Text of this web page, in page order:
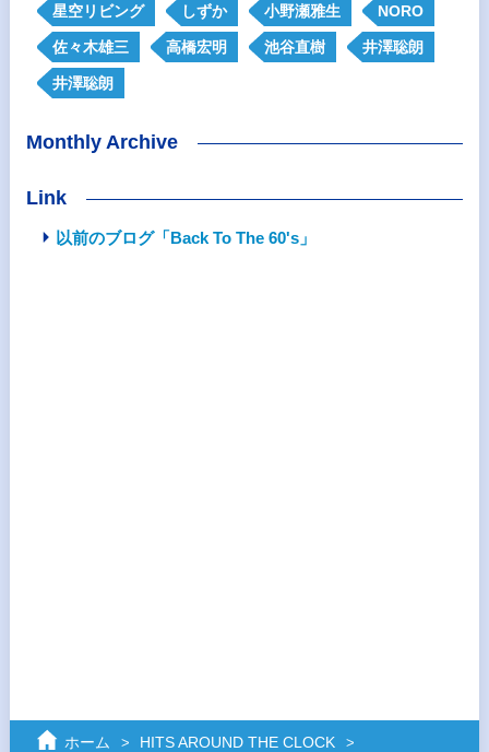
星空リビング しずか 小野瀬雅生 NORO
佐々木雄三 高橋宏明 池谷直樹 井澤聡朗
井澤聡朗
Monthly Archive
Link
以前のブログ「Back To The 60's」
ホーム HITS AROUND THE CLOCK